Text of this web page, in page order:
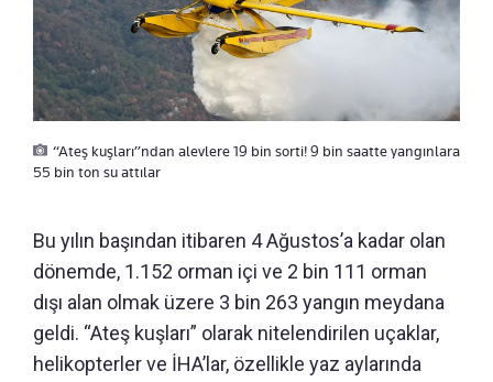
“Ateş kuşları”ndan alevlere 19 bin sorti! 9 bin saatte yangınlara
55 bin ton su attılar
Bu yılın başından itibaren 4 Ağustos’a kadar olan
dönemde, 1.152 orman içi ve 2 bin 111 orman
dışı alan olmak üzere 3 bin 263 yangın meydana
geldi. “Ateş kuşları” olarak nitelendirilen uçaklar,
helikopterler ve İHA’lar, özellikle yaz aylarında